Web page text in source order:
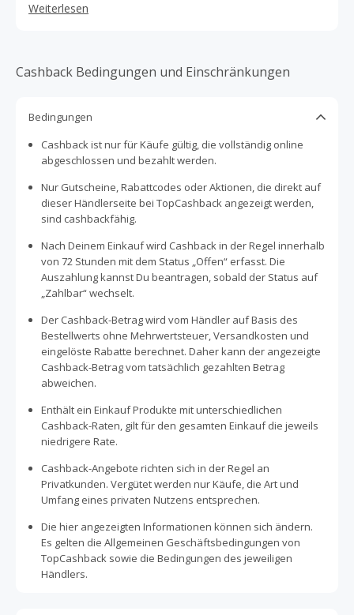
Weiterlesen
Cashback Bedingungen und Einschränkungen
Bedingungen
Cashback ist nur für Käufe gültig, die vollständig online
abgeschlossen und bezahlt werden.
Nur Gutscheine, Rabattcodes oder Aktionen, die direkt auf
dieser Händlerseite bei TopCashback angezeigt werden,
sind cashbackfähig.
Nach Deinem Einkauf wird Cashback in der Regel innerhalb
von 72 Stunden mit dem Status „Offen“ erfasst. Die
Auszahlung kannst Du beantragen, sobald der Status auf
„Zahlbar“ wechselt.
Der Cashback-Betrag wird vom Händler auf Basis des
Bestellwerts ohne Mehrwertsteuer, Versandkosten und
eingelöste Rabatte berechnet. Daher kann der angezeigte
Cashback-Betrag vom tatsächlich gezahlten Betrag
abweichen.
Enthält ein Einkauf Produkte mit unterschiedlichen
Cashback-Raten, gilt für den gesamten Einkauf die jeweils
niedrigere Rate.
Cashback-Angebote richten sich in der Regel an
Privatkunden. Vergütet werden nur Käufe, die Art und
Umfang eines privaten Nutzens entsprechen.
Die hier angezeigten Informationen können sich ändern.
Es gelten die Allgemeinen Geschäftsbedingungen von
TopCashback sowie die Bedingungen des jeweiligen
Händlers.